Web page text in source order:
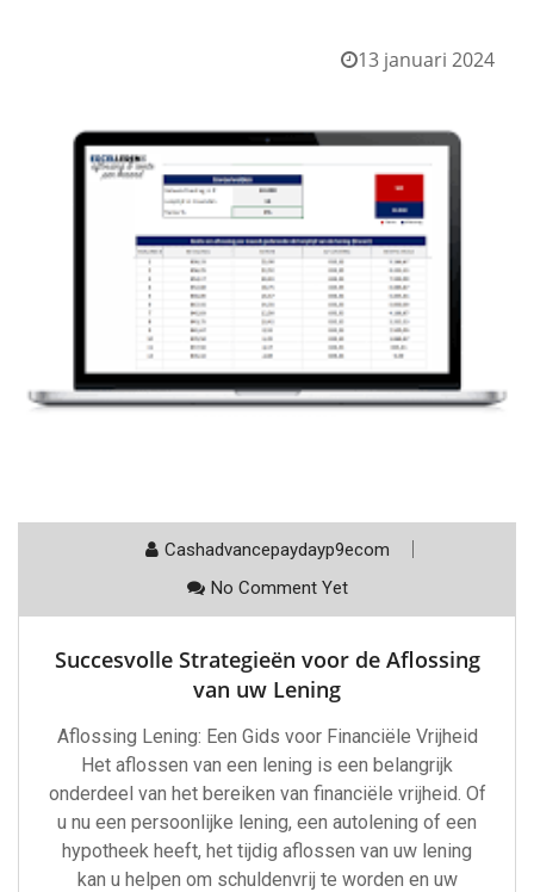
13 januari 2024
Cashadvancepaydayp9ecom
No Comment Yet
Succesvolle Strategieën voor de Aflossing
van uw Lening
Aflossing Lening: Een Gids voor Financiële Vrijheid
Het aflossen van een lening is een belangrijk
onderdeel van het bereiken van financiële vrijheid. Of
u nu een persoonlijke lening, een autolening of een
hypotheek heeft, het tijdig aflossen van uw lening
kan u helpen om schuldenvrij te worden en uw